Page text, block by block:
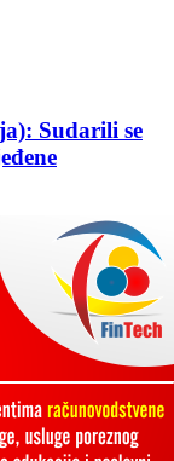
Sudarili se